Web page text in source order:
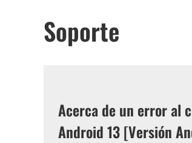
Soporte
Acerca de un error al
Android 13 [Versión